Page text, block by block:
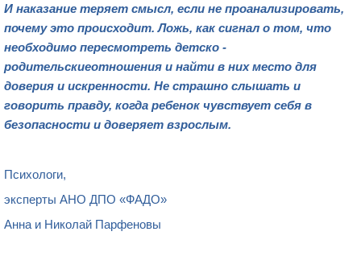
И наказание теряет смысл, если не проанализировать,
почему это происходит. Ложь, как сигнал о том, что
необходимо пересмотреть детско -
родительскиеотношения и найти в них место для
доверия и искренности. Не страшно слышать и
говорить правду, когда ребенок чувствует себя в
безопасности и доверяет взрослым.
Психологи,
эксперты АНО ДПО «ФАДО»
Анна и Николай Парфеновы